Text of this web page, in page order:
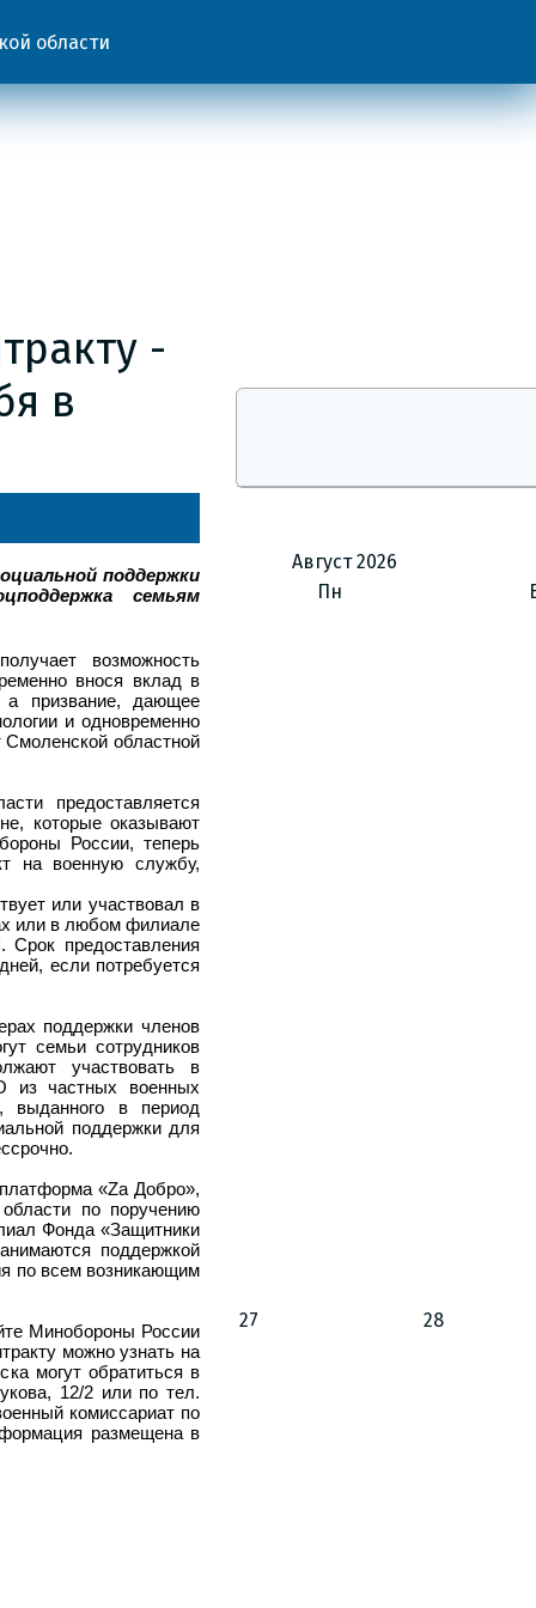
области
-
в
поддержки
семьям
возможность
внося вклад в
а призвание, дающее
и одновременно
Смоленской областной
предоставляется
которые оказывают
России, теперь
на военную службу,
или участвовал в
или в любом филиале
предоставления
если потребуется
поддержки членов
семьи сотрудников
участвовать в
из частных военных
выданного в период
поддержки для
«Za Добро»,
по поручению
Фонда «Защитники
поддержкой
по всем возникающим
Минобороны России
можно узнать на
могут обратиться в
12/2 или по тел.
комиссариат по
размещена в
Август 2026
Пн
27 28